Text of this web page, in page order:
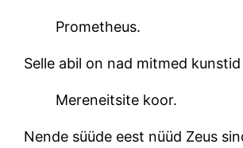
Prometheus.
Selle abil on nad mitmed
Mereneitsite koor.
Nende süüde eest nüüd Zeus